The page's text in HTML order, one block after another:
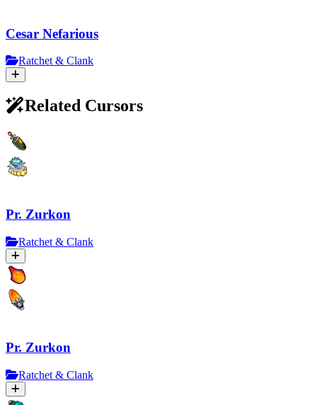
Cesar Nefarious
Ratchet & Clank
Related Cursors
Pr. Zurkon
Ratchet & Clank
Pr. Zurkon
Ratchet & Clank